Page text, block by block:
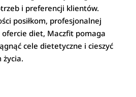
i preferencji klientów.
posiłkom, profesjonalnej
ofercie diet, Maczfit pomaga
cele dietetyczne i cieszyć
życia.